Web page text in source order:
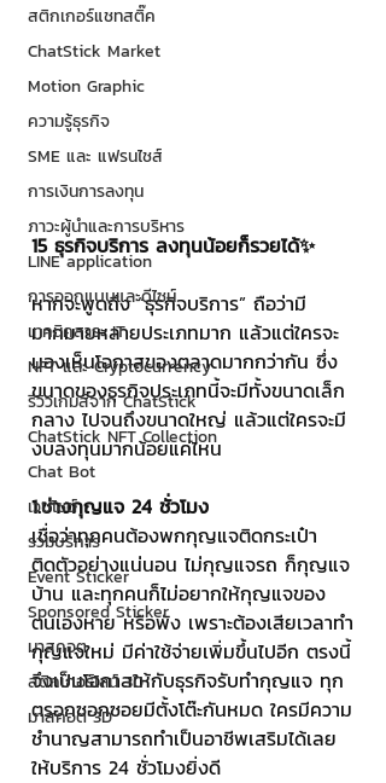
สติกเกอร์แชทสติ๊ค
ChatStick Market
Motion Graphic
ความรู้ธุรกิจ
SME และ แฟรนไชส์
การเงินการลงทุน
ภาวะผู้นำและการบริหาร
LINE application
การออกแบบและดีไซน์
เทคนิคสาระ IT
NFT และ Cryptocurrency
รีวิวเกมส์จาก ChatStick
ChatStick NFT Collection
Chat Bot
เวบไซต์
รวมบริการ
Event Sticker
Sponsored Sticker
มาสคอต
สติกเกอร์ไลน์ 3D
มาสคอต 3D
15 ธุรกิจบริการ ลงทุนน้อยก็รวยได้✨
หากจะพูดถึง “ธุรกิจบริการ” ถือว่ามี
มากมายหลายประเภทมาก แล้วแต่ใครจะ
มองเห็นโอกาสของตลาดมากกว่ากัน ซึ่ง
ขนาดของธุรกิจประเภทนี้จะมีทั้งขนาดเล็ก
กลาง ไปจนถึงขนาดใหญ่ แล้วแต่ใครจะมี
งบลงทุนมากน้อยแค่ไหน
1.ช่างกุญแจ 24 ชั่วโมง
เชื่อว่าทุกคนต้องพกกุญแจติดกระเป๋า
ติดตัวอย่างแน่นอน ไม่กุญแจรถ ก็กุญแจ
บ้าน และทุกคนก็ไม่อยากให้กุญแจของ
ตนเองหาย หรือพัง เพราะต้องเสียเวลาทำ
กุญแจใหม่ มีค่าใช้จ่ายเพิ่มขึ้นไปอีก ตรงนี้
จึงเป็นโอกาสให้กับธุรกิจรับทำกุญแจ ทุก
ตรอกซอกซอยมีตั้งโต๊ะกันหมด ใครมีความ
ชำนาญสามารถทำเป็นอาชีพเสริมได้เลย
ให้บริการ 24 ชั่วโมงยิ่งดี